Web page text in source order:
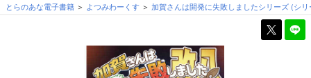
とらのあな電子書籍
よつみわーくす 加賀さんは開発に失敗しましたシリーズ (シ